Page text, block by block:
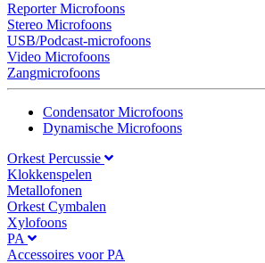
Reporter Microfoons
Stereo Microfoons
USB/Podcast-microfoons
Video Microfoons
Zangmicrofoons
Condensator Microfoons
Dynamische Microfoons
Orkest Percussie
Klokkenspelen
Metallofonen
Orkest Cymbalen
Xylofoons
PA
Accessoires voor PA